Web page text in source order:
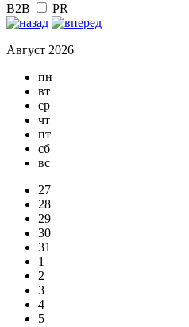
B2B PR
Август 2026
пн
вт
ср
чт
пт
сб
вс
27
28
29
30
31
1
2
3
4
5